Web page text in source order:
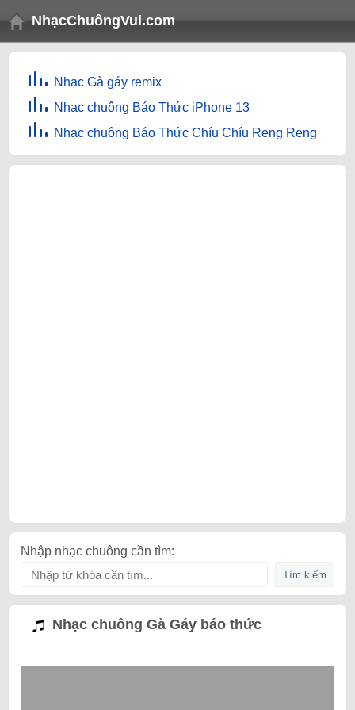
NhạcChuôngVui.com
Nhạc Gà gáy remix
Nhạc chuông Báo Thức iPhone 13
Nhạc chuông Báo Thức Chíu Chíu Reng Reng
Nhập nhạc chuông cần tìm:
Nhạc chuông Gà Gáy báo thức